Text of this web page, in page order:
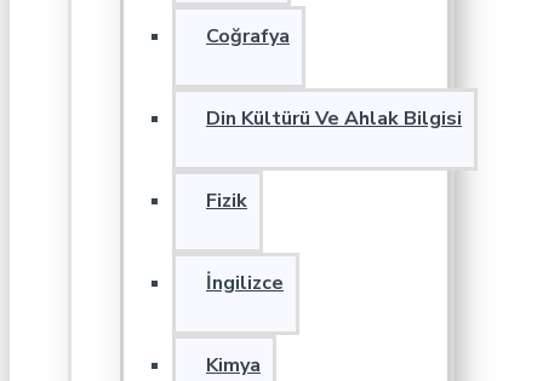
Coğrafya
Din Kültürü Ve Ahlak Bilgisi
Fizik
İngilizce
Kimya